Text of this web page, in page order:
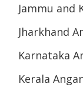
Jammu and
Jharkhand
Karnataka
Kerala